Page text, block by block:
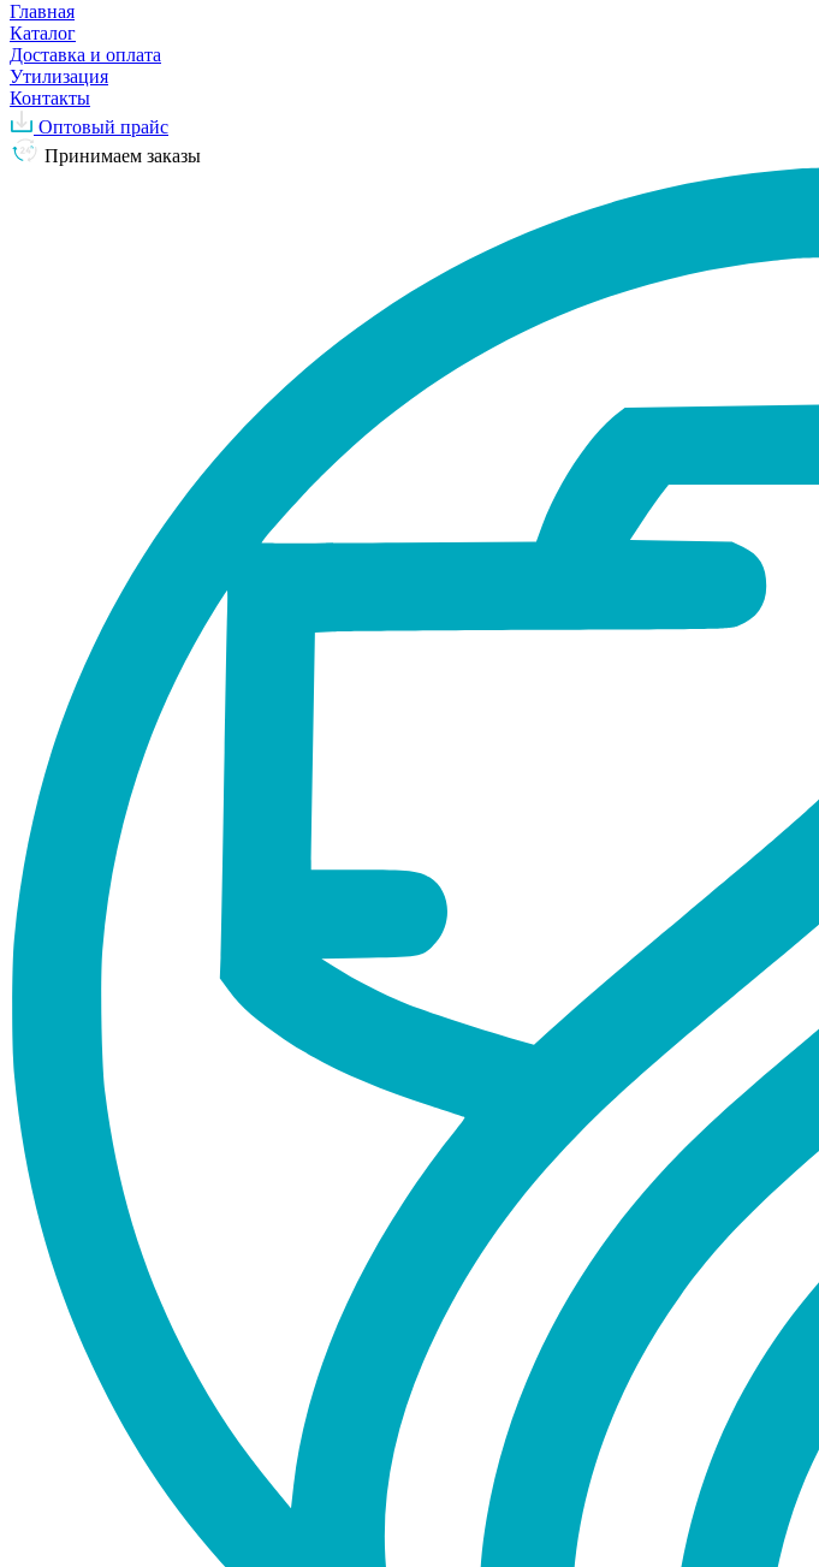
Главная
Каталог
Доставка и оплата
Утилизация
Контакты
Оптовый прайс
Принимаем заказы